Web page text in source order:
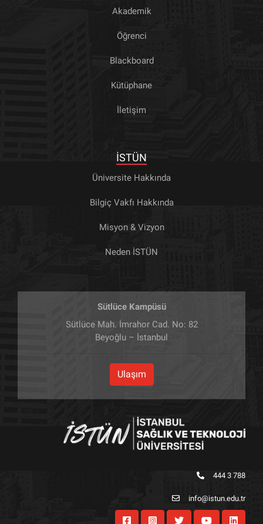
Akademik
Öğrenci
Blackboard
Kütüphane
İletişim
İSTÜN
Üniversite Hakkında
Bilgiç Vakfı Hakkında
Misyon & Vizyon
Neden İSTÜN
Sütlüce Kampüsü
Sütlüce Mah. İmrahor Cad. No: 82
Beyoğlu – İstanbul
Ulaşım
444 3 788
info@istun.edu.tr